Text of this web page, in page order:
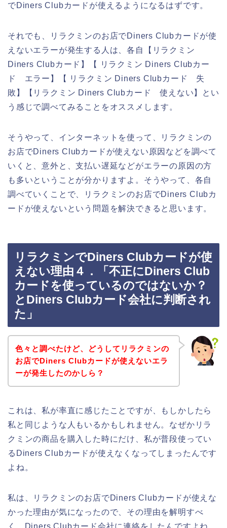
でDiners Clubカードが使えるようになるはずです。
それでも、リラクミンのお店でDiners Clubカードが使
えないエラーが発生する人は、各自【リラクミン
Diners Clubカード】【 リラクミン Diners Clubカー
ド エラー】【 リラクミン Diners Clubカード 失
敗】【リラクミン Diners Clubカード 使えない】とい
う感じで調べてみることをオススメします。
そうやって、インターネットを使って、リラクミンの
お店でDiners Clubカードが使えない原因などを調べて
いくと、意外と、支払い遅延などがエラーの原因の方
も多いということが分かりますよ。そうやって、各自
調べていくことで、リラクミンのお店でDiners Clubカ
ードが使えないという問題を解決できると思います。
リラクミンでDiners Clubカードが使
えない理由４．「不正にDiners Club
カードを使っているのではないか？
とDiners Clubカード会社に判断され
た」
色々と調べたけど、どうしてリラクミンの
お店でDiners Clubカードが使えないエラ
ーが発生したのかしら？
これは、私が率直に感じたことですが、もしかしたら
私と同じような人もいるかもしれません。なぜかリラ
クミンの商品を購入した時にだけ、私が普段使ってい
るDiners Clubカードが使えなくなってしまったんです
よね。
私は、リラクミンのお店でDiners Clubカードが使えな
かった理由が気になったので、その理由を解明すべ
く、Diners Clubカード会社に連絡をしたんですよね。